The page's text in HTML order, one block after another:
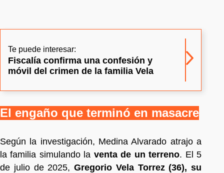
Te puede interesar:
Fiscalía confirma una confesión y
móvil del crimen de la familia Vela
El engaño que terminó en masacre
Según la investigación, Medina Alvarado atrajo a
la familia simulando la venta de un terreno. El 5
de julio de 2025, Gregorio Vela Torrez (36), su